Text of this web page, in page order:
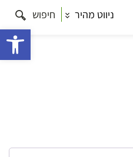
ניווט מהיר חיפוש